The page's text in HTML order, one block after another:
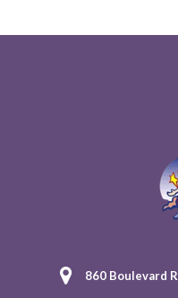
860 Boulevard